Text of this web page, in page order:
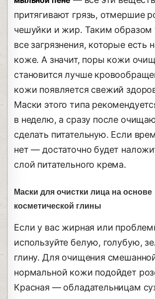
притягивают грязь, отмершие
чешуйки и жир. Таким образом
все загрязнения, которые есть
коже. А значит, поры кожи
становится лучше
кожи появляется свежий
Маски этого типа
в неделю, а сразу после
сделать питательную. Если
нет — достаточно будет
слой питательного крема.
Маски для очистки лица на основе
косметической глины
Если у вас жирная или
используйте белую, голубую,
глину. Для очищения
нормальной кожи подойдет
Красная — обладательницам